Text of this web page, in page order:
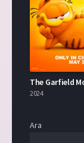
2024
Ara